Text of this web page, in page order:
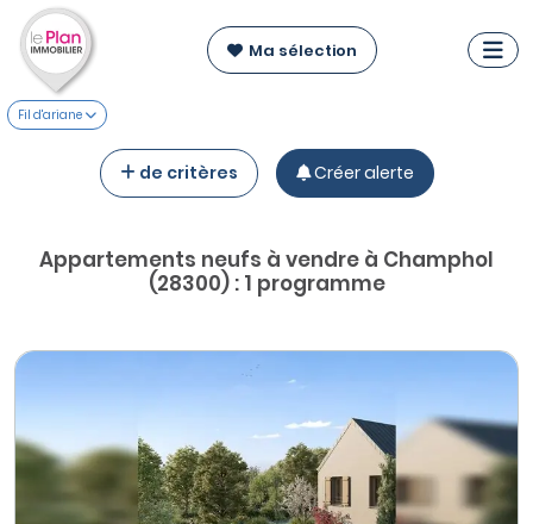
Ma sélection
Fil d'ariane
de critères Créer alerte
Appartements neufs à vendre à Champhol
(28300) : 1 programme